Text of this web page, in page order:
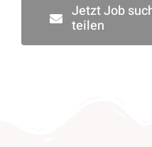
Jetzt Job
teilen